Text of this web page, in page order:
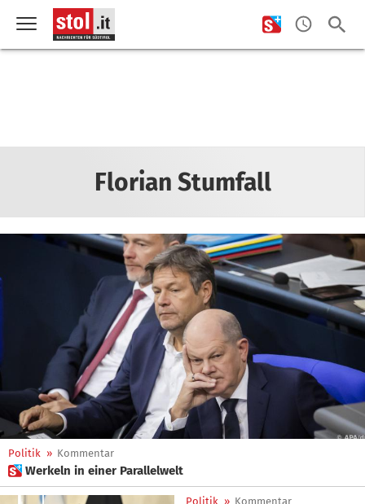
Florian Stumfall
Politik » Kommentar
 Werkeln in einer Parallelwelt
Politik » Kommentar